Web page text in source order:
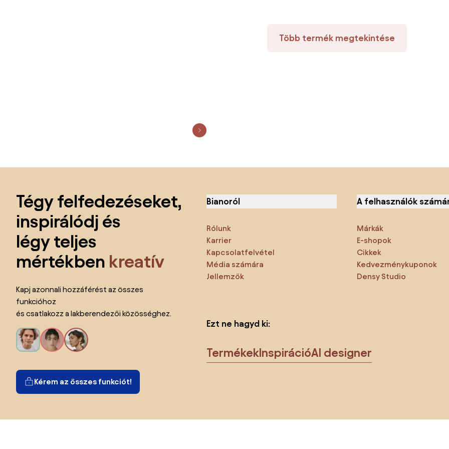
Több termék megtekintése
Tégy felfedezéseket,
inspirálódj és
légy teljes
mértékben kreatív
Kapj azonnali hozzáférést az összes
funkcióhoz
és csatlakozz a lakberendezői közösséghez.
Kérem az összes funkciót!
Bianoról
Rólunk
Karrier
Kapcsolatfelvétel
Média számára
Jellemzők
A felhasználók
Márkák
E-shopok
Cikkek
Kedvezménykuponok
Densy Studio
Ezt ne hagyd ki:
TermékekInspirációAI designer